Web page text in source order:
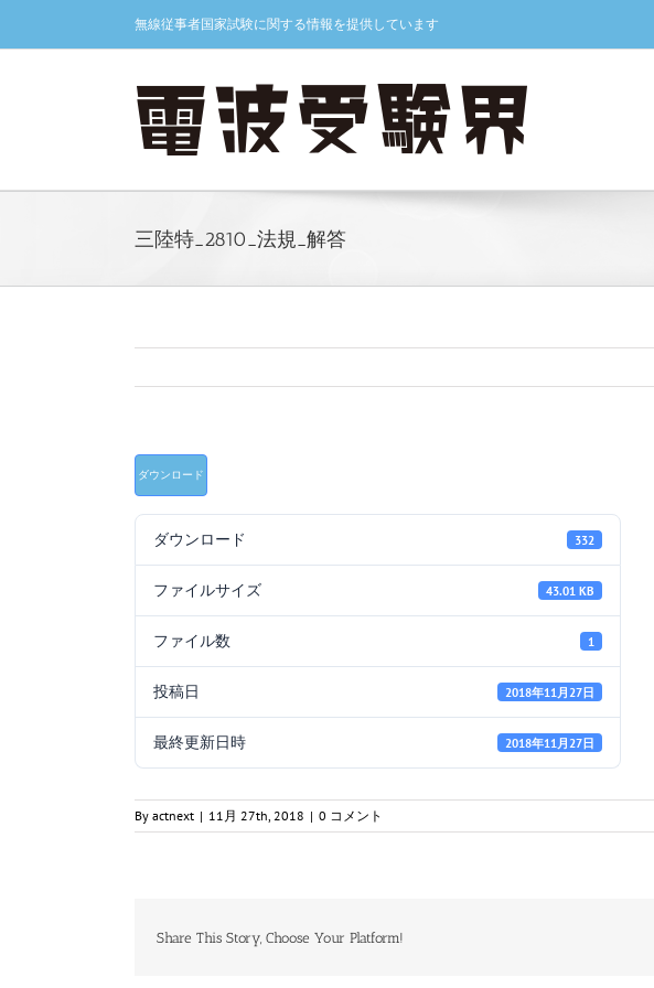
content
無線従事者国家試験に関する情報を提供しています
三陸特_2810_法規_解答
ダウンロード
ダウンロード 332
ファイルサイズ 43.01 KB
ファイル数 1
投稿日 2018年11月27日
最終更新日時 2018年11月27日
By actnext | 11月 27th, 2018 | 0 コメント
Share This Story, Choose Your Platform!